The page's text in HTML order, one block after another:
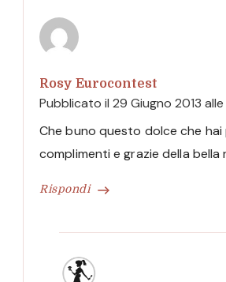
Rosy Eurocontest
Pubblicato il 29 Giugno 2013 alle
Rispondi
Che buno questo dolce che
complimenti e grazie della bella